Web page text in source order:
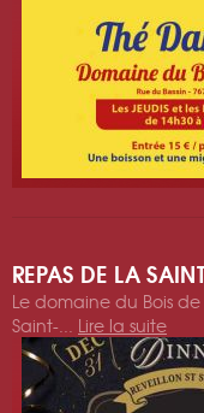
REPAS DE LA
Le domaine du Bois
Saint-... Lire la suite